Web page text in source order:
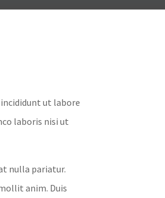
ut labore
laboris nisi ut
nulla pariatur.
anim. Duis